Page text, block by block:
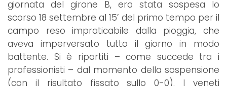
giornata del girone B, era stata sospesa lo
scorso 18 settembre al 15’ del primo tempo per il
campo reso impraticabile dalla pioggia, che
aveva imperversato tutto il giorno in modo
battente. Si è ripartiti – come succede tra i
professionisti – dal momento della sospensione
(con il risultato fissato sullo 0-0). I veneti